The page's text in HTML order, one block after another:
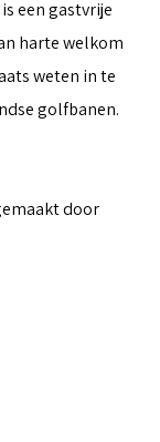
een gastvrije
harte welkom
weten in te
golfbanen.
door